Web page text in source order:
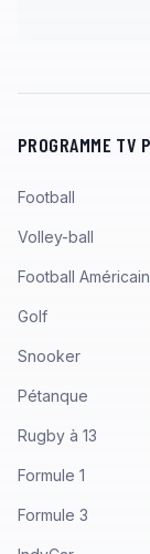
PROGRAMME TV
Football
Volley-ball
Football Américain
Golf
Snooker
Pétanque
Rugby à 13
Formule 1
Formule 3